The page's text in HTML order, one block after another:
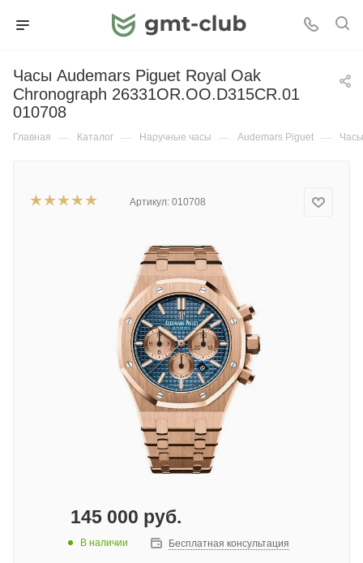
Часы Audemars Piguet Royal Oak
Chronograph 26331OR.OO.D315CR.01
010708
Главная — Каталог — Наручные часы — Audemars Piguet —
Артикул: 010708
145 000 руб.
В наличии Бесплатная консультация